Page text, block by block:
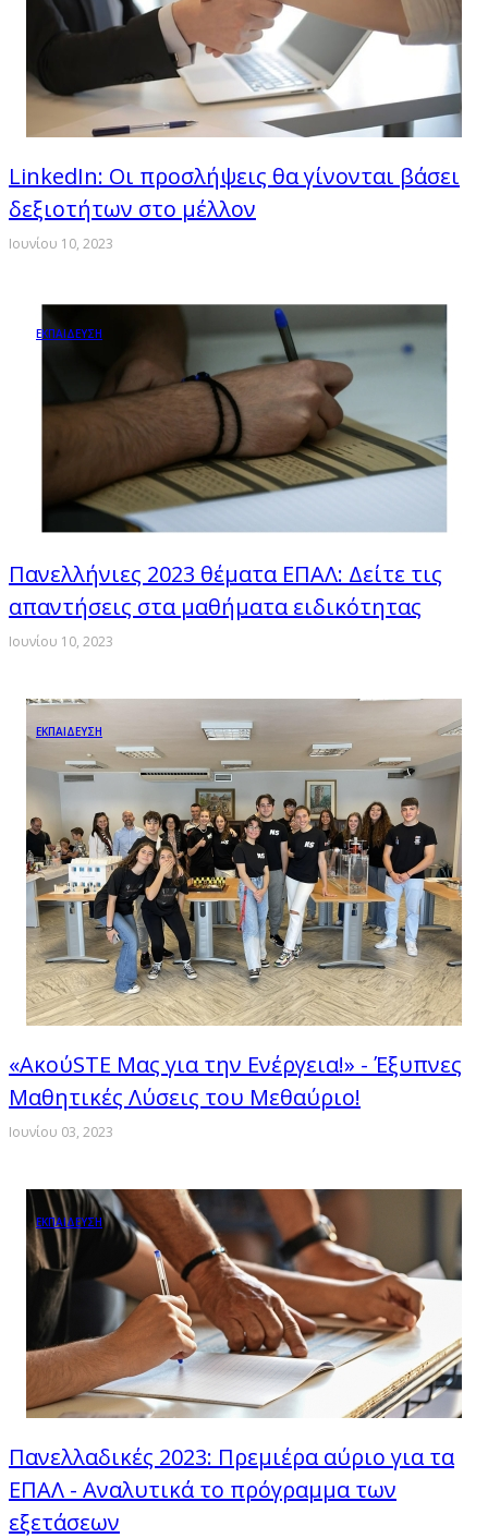
LinkedIn: Οι προσλήψεις θα γίνονται βάσει
δεξιοτήτων στο μέλλον
Ιουνίου 10, 2023
ΕΚΠΑΙΔΕΥΣΗ
Πανελλήνιες 2023 θέματα ΕΠΑΛ: Δείτε τις
απαντήσεις στα μαθήματα ειδικότητας
Ιουνίου 10, 2023
ΕΚΠΑΙΔΕΥΣΗ
«ΑκούSTE Mας για την Ενέργεια!» - Έξυπνες
Μαθητικές Λύσεις του Μεθαύριο!
Ιουνίου 03, 2023
ΕΚΠΑΙΔΕΥΣΗ
Πανελλαδικές 2023: Πρεμιέρα αύριο για τα
ΕΠΑΛ - Αναλυτικά το πρόγραμμα των
εξετάσεων